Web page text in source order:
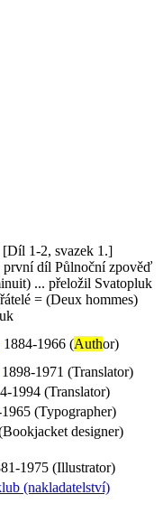
[Díl 1-2, svazek 1.]
první díl Půlnoční zpověď
... přeložil Svatopluk
= (Deux hommes)
1884-1966 (Author)
1898-1971 (Translator)
1994 (Translator)
(Typographer)
designer)
1975 (Illustrator)
(nakladatelství)